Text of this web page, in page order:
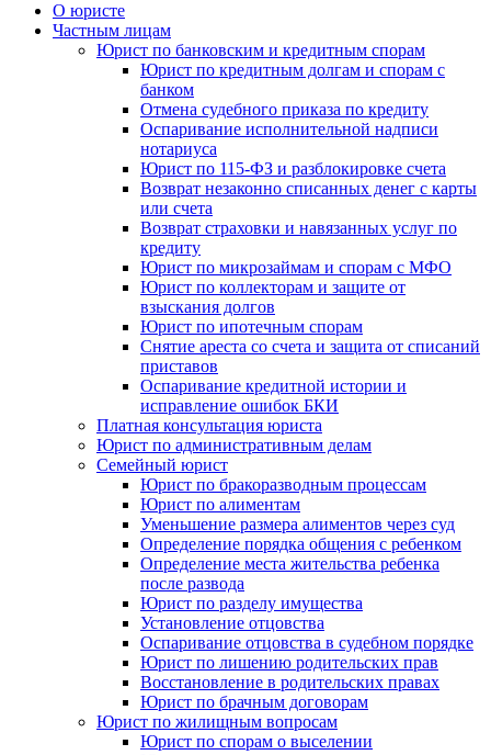
О юристе
Частным лицам
Юрист по банковским и кредитным спорам
Юрист по кредитным долгам и спорам с
банком
Отмена судебного приказа по кредиту
Оспаривание исполнительной надписи
нотариуса
Юрист по 115-ФЗ и разблокировке счета
Возврат незаконно списанных денег с карты
или счета
Возврат страховки и навязанных услуг по
кредиту
Юрист по микрозаймам и спорам с МФО
Юрист по коллекторам и защите от
взыскания долгов
Юрист по ипотечным спорам
Снятие ареста со счета и защита от списаний
приставов
Оспаривание кредитной истории и
исправление ошибок БКИ
Платная консультация юриста
Юрист по административным делам
Семейный юрист
Юрист по бракоразводным процессам
Юрист по алиментам
Уменьшение размера алиментов через суд
Определение порядка общения с ребенком
Определение места жительства ребенка
после развода
Юрист по разделу имущества
Установление отцовства
Оспаривание отцовства в судебном порядке
Юрист по лишению родительских прав
Восстановление в родительских правах
Юрист по брачным договорам
Юрист по жилищным вопросам
Юрист по спорам о выселении